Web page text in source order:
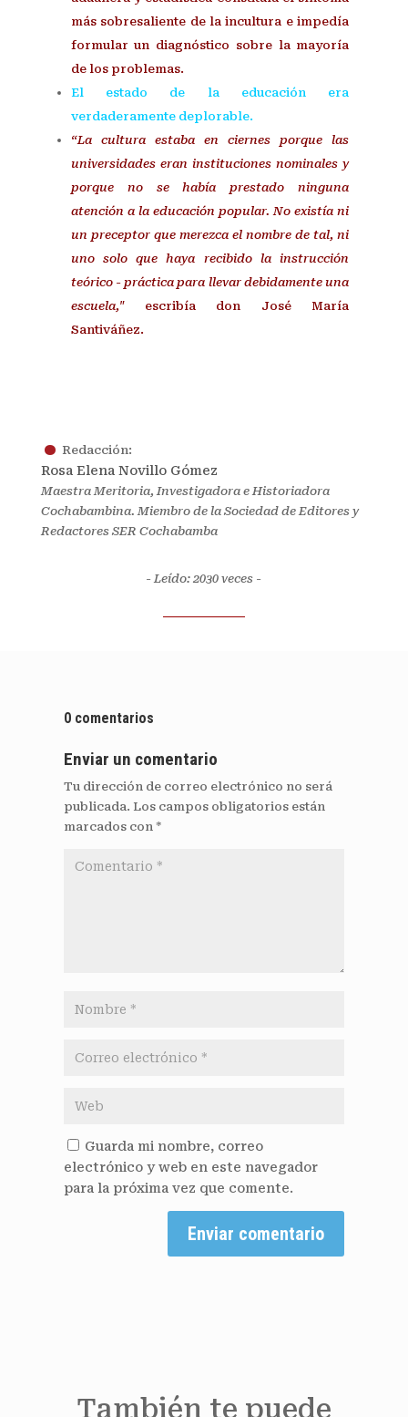
más sobresaliente de la incultura e impedía
formular un diagnóstico sobre la mayoría
de los problemas.
El estado de la educación era
verdaderamente deplorable.
“La cultura estaba en ciernes porque las
universidades eran instituciones nominales y
porque no se había prestado ninguna
atención a la educación popular. No existía ni
un preceptor que merezca el nombre de tal, ni
uno solo que haya recibido la instrucción
teórico - práctica para llevar debidamente una
escuela,"escribía don José María
Santiváñez.
. Redacción:
Rosa Elena Novillo Gómez
Maestra Meritoria, Investigadora e Historiadora
Cochabambina. Miembro de la Sociedad de Editores y
Redactores SER Cochabamba
- Leído: 2030 veces -
0 comentarios
Enviar un comentario
Tu dirección de correo electrónico no será
publicada. Los campos obligatorios están
marcados con *
Guarda mi nombre, correo
electrónico y web en este navegador
para la próxima vez que comente.
Enviar comentario
También te puede